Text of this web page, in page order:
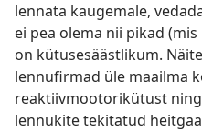
lennata kaugemale,
ei pea olema nii pikad
on kütusesäästlikum.
lennufirmad üle maailma
reaktiivmootorikütust
lennukite tekitatud